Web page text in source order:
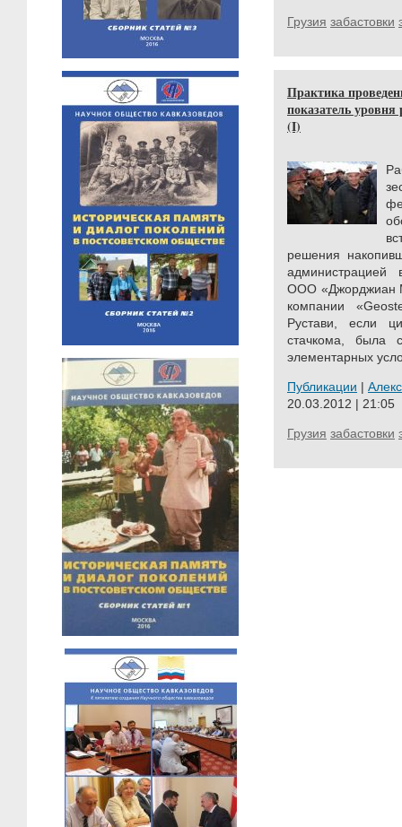
Грузия забастовки
Практика
показатель
(I)
решения
администрацией
ООО «Джорджиан
компании
Рустави, если
стачкома, была
элементарных
Публикации |
20.03.2012 | 21:05
Грузия забастовки